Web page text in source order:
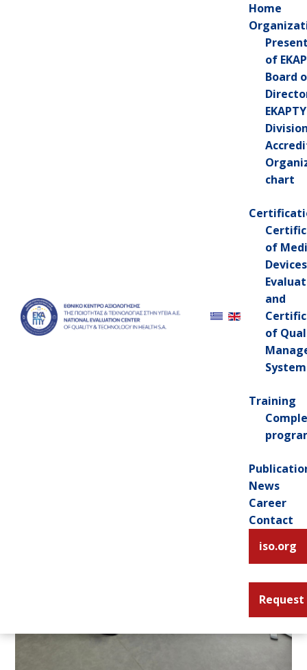
Home
of
Board
EKAPTY
chart
of
Devices
and
of
Training
News
Career
Contact
iso.org